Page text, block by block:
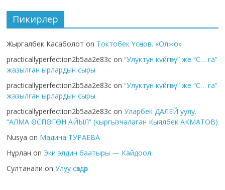
Пикирлер
Жыргалбек Касаболот on Токтобек Үсөнов. «Олжо»
practicallyperfection2b5aa2e83c on“Улуктун күйгөнү” же “С… га”
жазылган ырлардын сыры
practicallyperfection2b5aa2e83c on“Улуктун күйгөнү” же “С… га”
жазылган ырлардын сыры
practicallyperfection2b5aa2e83c onУларбек ДАЛЕЙ уулу.
“АЛМА ӨСПӨГӨН АЙЫЛ” (кыргызчалаган Кыялбек АКМАТОВ)
Nusya on Мадина ТУРАЕВА
Нұрлан on Эки элдин баатыры — Кайдоол
Султанали onУлуу сөздөр